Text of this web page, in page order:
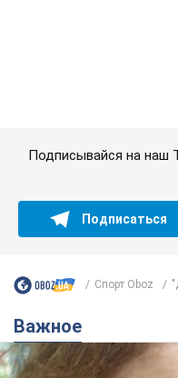
Во Львове женщина
разговаривая на
полиция